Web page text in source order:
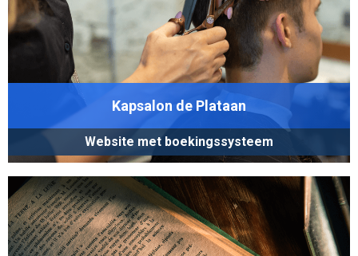
Kapsalon de Plataan
Website met boekingssysteem